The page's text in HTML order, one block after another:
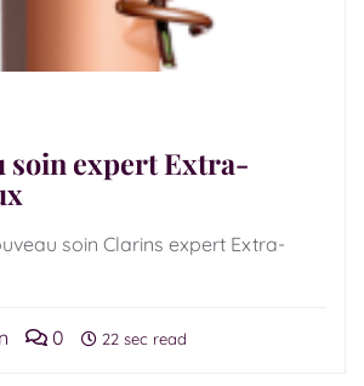
soin expert Extra-
soin Clarins expert Extra-
0 22 sec read